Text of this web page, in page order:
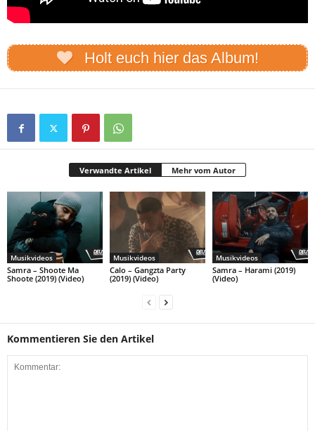
Holt euch hier das Album!
Verwandte Artikel Mehr vom Autor
Musikvideos
Samra – Shoote Ma
Shoote (2019) (Video)
Musikvideos
Calo – Gangzta Party
(2019) (Video)
Musikvideos
Samra – Harami (2019)
(Video)
Kommentieren Sie den Artikel